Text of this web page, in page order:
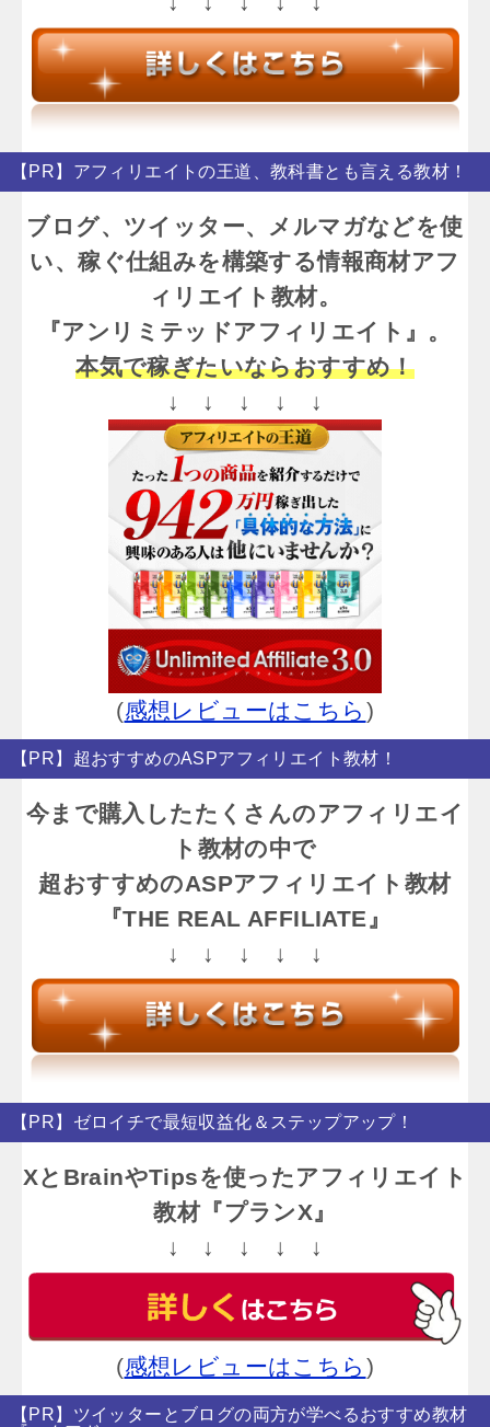
【PR】アフィリエイトの王道、教科書とも言える教材！
ブログ、ツイッター、メルマガなどを使
い、稼ぐ仕組みを構築する情報商材アフ
ィリエイト教材。
『アンリミテッドアフィリエイト』。
本気で稼ぎたいならおすすめ！
↓ ↓ ↓ ↓ ↓
(感想レビューはこちら )
【PR】超おすすめのASPアフィリエイト教材！
今まで購入したたくさんのアフィリエイ
ト教材の中で
超おすすめのASPアフィリエイト教材
『THE REAL AFFILIATE』
↓ ↓ ↓ ↓ ↓
【PR】ゼロイチで最短収益化＆ステップアップ！
XとBrainやTipsを使ったアフィリエイト
教材『プランX』
↓ ↓ ↓ ↓ ↓
(感想レビューはこちら )
【PR】ツイッターとブログの両方が学べるおすすめ教材